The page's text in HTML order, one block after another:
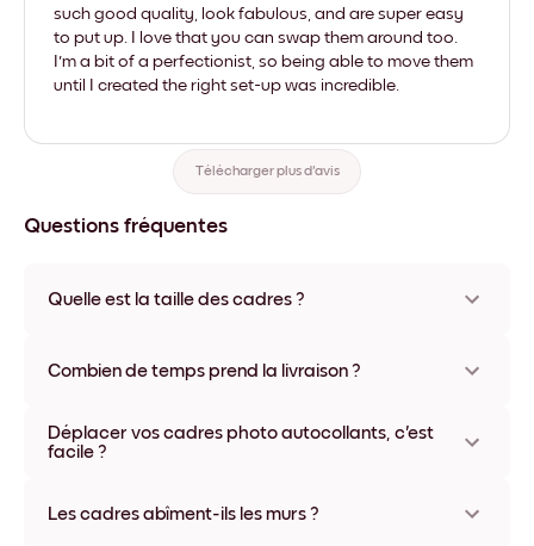
such good quality, look fabulous, and are super easy
to put up. I love that you can swap them around too.
I'm a bit of a perfectionist, so being able to move them
until I created the right set-up was incredible.
Télécharger plus d'avis
Questions fréquentes
Quelle est la taille des cadres ?
Plusieurs matériaux et coloris disponibles, y compris sans
Combien de temps prend la livraison ?
généralement une semaine. Livraison express possible dans
certains pays. Un numéro de suivi accompagne chaque
Déplacer vos cadres photo autocollants, c'est
facile ?
l'infini, sans abîmer vos murs.
Les cadres abîment-ils les murs ?